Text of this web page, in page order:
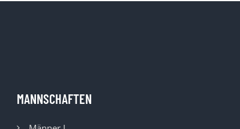
MANNSCHAFTEN